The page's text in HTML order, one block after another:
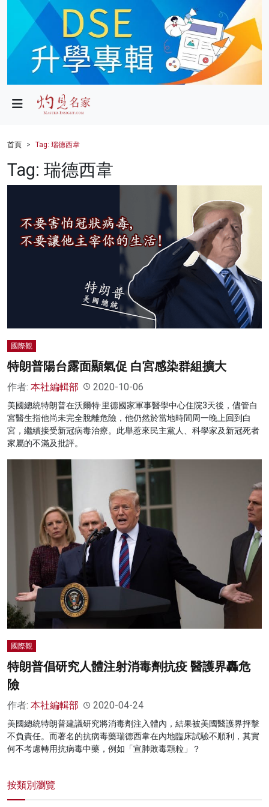
政局
財經
健康
科技
首頁 Tag: 瑞德西韋
Tag: 瑞德西韋
國際觀
特朗普陽台露面顯氣促 白宮感染群組擴大
作者: 本社編輯部 2020-10-06
美國總統特朗普在沃爾特·里德國家軍事醫學中心住院3天後，儘管白
宮醫生指他尚未完全脫離危險，他仍然於當地時間周一晚上回到白
宮，繼續接受新冠病毒治療。此舉惹來民主黨人、科學家及新冠死者
家屬的不滿及批評。
國際觀
特朗普倡研究人體注射消毒劑抗疫 醫護界轟危
險
作者: 本社編輯部 2020-04-24
美國總統特朗普建議研究將消毒劑注入體內，結果被美國醫護界抨擊
不負責任。而著名的抗病毒藥瑞德西韋在內地臨床試驗不順利，其實
何不考慮轉用抗病毒中藥，例如「宣肺敗毒顆粒」？
按類別瀏覽